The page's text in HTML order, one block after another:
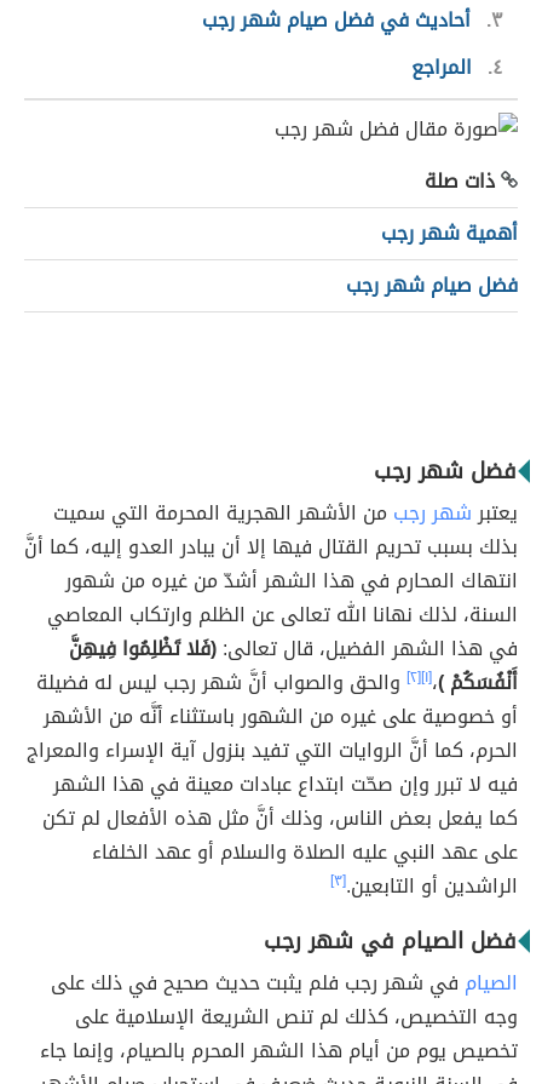
٣ أحاديث في فضل صيام شهر رجب
٤
المراجع
ذات صلة
أهمية شهر رجب
فضل صيام شهر رجب
فضل شهر رجب
يعتبرشهر رجب من الأشهر الهجرية المحرمة التي سميت
بذلك بسبب تحريم القتال فيها إلا أن يبادر العدو إليه، كما أنَّ
انتهاك المحارم في هذا الشهر أشدّ من غيره من شهور
السنة، لذلك نهانا الله تعالى عن الظلم وارتكاب المعاصي
في هذا الشهر الفضيل، قال تعالى:(فَلا تَظْلِمُوا فِيهِنَّ
أَنْفُسَكُمْ )،[١] [٢]
والحق والصواب أنَّ شهر رجب ليس له فضيلة
أو خصوصية على غيره من الشهور باستثناء أنَّه من الأشهر
الحرم، كما أنَّ الروايات التي تفيد بنزول آية الإسراء والمعراج
فيه لا تبرر وإن صحّت ابتداع عبادات معينة في هذا الشهر
كما يفعل بعض الناس، وذلك أنَّ مثل هذه الأفعال لم تكن
على عهد النبي عليه الصلاة والسلام أو عهد الخلفاء
الراشدين أو التابعين.[٣]
فضل الصيام في شهر رجب
الصيام في شهر رجب فلم يثبت حديث صحيح في ذلك على
وجه التخصيص، كذلك لم تنص الشريعة الإسلامية على
تخصيص يوم من أيام هذا الشهر المحرم بالصيام، وإنما جاء